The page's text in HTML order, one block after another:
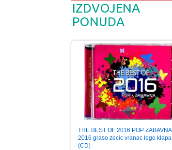
IZDVOJENA
PONUDA
THE BEST OF 2016 POP ZABAVNA
2016 graso zecic vranac lege klapa
(CD)